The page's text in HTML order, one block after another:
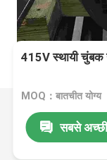
415V स्थायी चुंबक
MOQ：बातचीत योग्य
सबसे